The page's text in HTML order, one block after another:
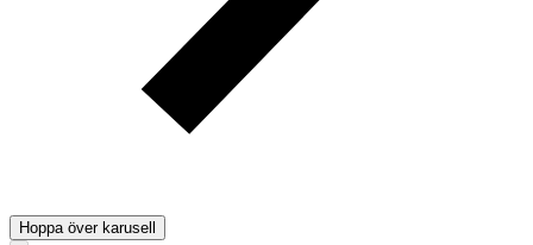
Hoppa över karusell